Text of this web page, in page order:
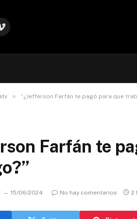
Vimeo
» “¿Jefferson Farfán te pagó para que
Farfán te
15/06/2024 No hay comentarios 2